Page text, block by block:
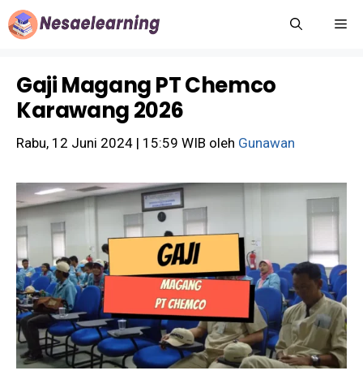
Langsung
ke
Gaji Magang PT Chemco
Karawang 2026
Rabu, 12 Juni 2024 | 15:59 WIB oleh Gunawan